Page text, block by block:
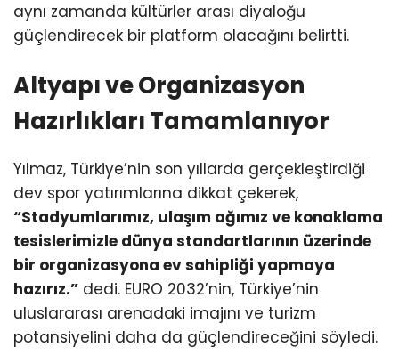
aynı zamanda kültürler arası diyaloğu
güçlendirecek bir platform olacağını belirtti.
Altyapı ve Organizasyon
Hazırlıkları Tamamlanıyor
Yılmaz, Türkiye’nin son yıllarda gerçekleştirdiği
dev spor yatırımlarına dikkat çekerek,
“Stadyumlarımız, ulaşım ağımız ve konaklama
tesislerimizle dünya standartlarının üzerinde
bir organizasyona ev sahipliği yapmaya
hazırız.” dedi. EURO 2032’nin, Türkiye’nin
uluslararası arenadaki imajını ve turizm
potansiyelini daha da güçlendireceğini söyledi.